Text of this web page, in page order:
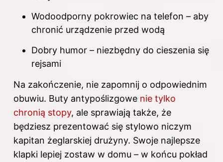
Wodoodporny pokrowiec na telefon – aby
chronić urządzenie przed wodą
Dobry humor – niezbędny do cieszenia się
rejsami
Na zakończenie, nie zapomnij o odpowiednim
obuwiu. Buty antypoślizgowe nie tylko
chronią stopy, ale sprawiają także, że
będziesz prezentować się stylowo niczym
kapitan żeglarskiej drużyny. Swoje najlepsze
klapki lepiej zostaw w domu – w końcu pokład